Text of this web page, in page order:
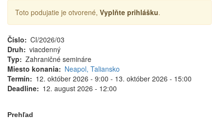
Toto podujatie je otvorené, Vyplňte prihlášku.
Číslo
CI/2026/03
Druh
viacdenný
Typ
Zahraničné semináre
Miesto konania
Neapol, Taliansko
Termín
12. október 2026 - 9:00 - 13. október 2026 - 15:00
Deadline
12. august 2026 - 12:00
Prehľad